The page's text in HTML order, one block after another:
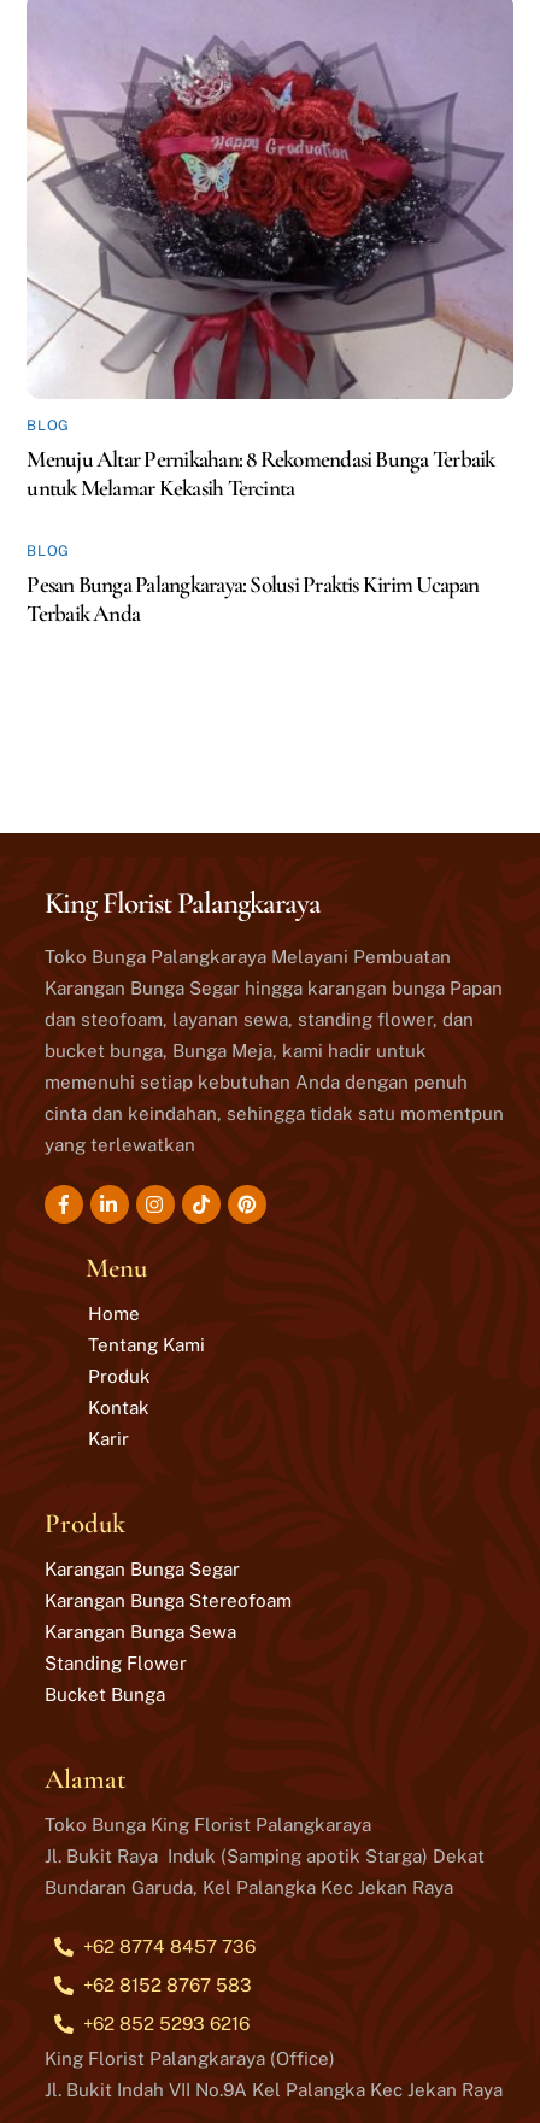
BLOG
Menuju Altar Pernikahan: 8 Rekomendasi Bunga Terbaik
untuk Melamar Kekasih Tercinta
BLOG
Pesan Bunga Palangkaraya: Solusi Praktis Kirim Ucapan
Terbaik Anda
King Florist Palangkaraya
Toko Bunga Palangkaraya Melayani Pembuatan
Karangan Bunga Segar hingga karangan bunga Papan
dan steofoam, layanan sewa, standing flower, dan
bucket bunga, Bunga Meja, kami hadir untuk
memenuhi setiap kebutuhan Anda dengan penuh
cinta dan keindahan, sehingga tidak satu momentpun
yang terlewatkan
Icon Icon Icon Icon
Menu
Home
Tentang Kami
Produk
Kontak
Karir
Produk
Karangan Bunga Segar
Karangan Bunga Stereofoam
Karangan Bunga Sewa
Standing Flower
Bucket Bunga
Alamat
Toko Bunga King Florist Palangkaraya
Jl. Bukit Raya Induk (Samping apotik Starga) Dekat
Bundaran Garuda, Kel Palangka Kec Jekan Raya
+62 8774 8457 736
+62 8152 8767 583
+62 852 5293 6216
King Florist Palangkaraya (Office)
Jl. Bukit Indah VII No.9A Kel Palangka Kec Jekan Raya